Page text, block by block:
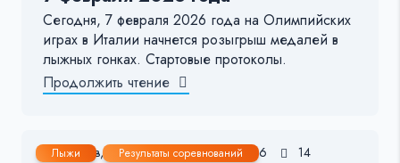
Сегодня, 7 февраля 2026 года на Олимпийских
играх в Италии начнется розыгрыш медалей в
лыжных гонках. Стартовые протоколы.
Продолжить чтение
Лыжи
Результаты соревнований
25 Янв, 2026 1-2 мин. 296 14